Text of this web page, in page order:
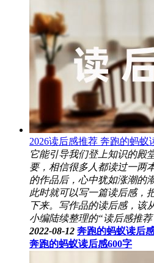
2026读后感推荐 奔跑的蚂蚁
它能引导我们登上知识的殿
要，相信很多人都读过一两
的作品后，心中犹如涨潮的
此时就可以写一篇读后感，
下来。写作品的读后感，该
小编陆续整理的“读后感推
2022-08-12 奔跑的蚂蚁读后
奔跑的蚂蚁读后感600字